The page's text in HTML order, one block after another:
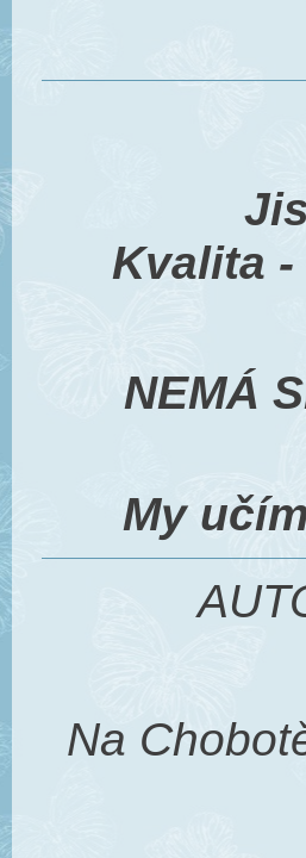
Kvalita
NEMÁ
My
Na